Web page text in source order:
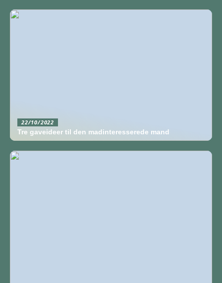
22/10/2022
Tre gaveideer til den madinteresserede mand